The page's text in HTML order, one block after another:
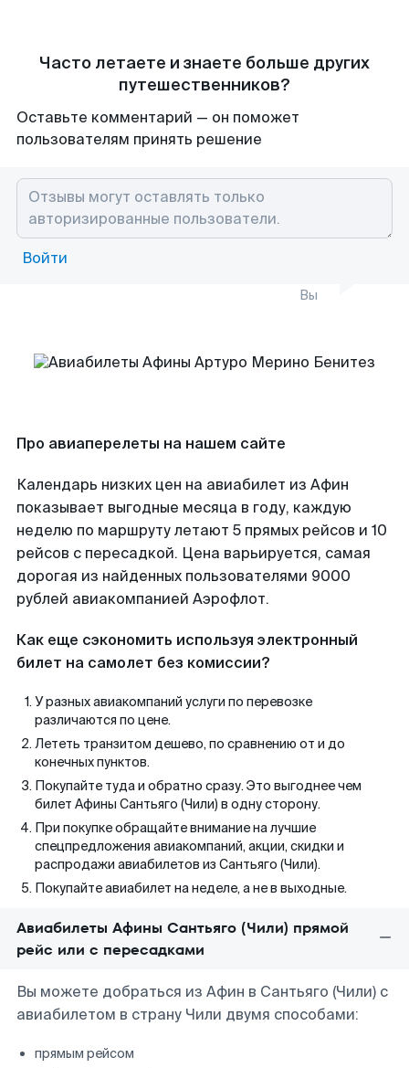
Часто летаете и знаете больше других
путешественников?
Оставьте комментарий — он поможет
пользователям принять решение
Войти
Вы
Про авиаперелеты на нашем сайте
Календарь низких цен на авиабилет из Афин
показывает выгодные месяца в году, каждую
неделю по маршруту летают 5 прямых рейсов и 10
рейсов с пересадкой. Цена варьируется, самая
дорогая из найденных пользователями 9000
рублей авиакомпанией Аэрофлот.
Как еще сэкономить используя электронный
билет на самолет без комиссии?
У разных авиакомпаний услуги по перевозке
различаются по цене.
Лететь транзитом дешево, по сравнению от и до
конечных пунктов.
Покупайте туда и обратно сразу. Это выгоднее чем
билет Афины Сантьяго (Чили) в одну сторону.
При покупке обращайте внимание на лучшие
спецпредложения авиакомпаний, акции, скидки и
распродажи авиабилетов из Сантьяго (Чили).
Покупайте авиабилет на неделе, а не в выходные.
Авиабилеты Афины Сантьяго (Чили) прямой
рейс или с пересадками
Вы можете добраться из Афин в Сантьяго (Чили) с
авиабилетом в страну Чили двумя способами:
прямым рейсом